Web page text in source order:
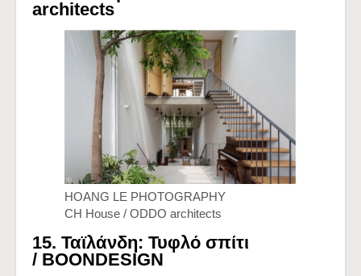
architects
HOANG LE PHOTOGRAPHY
CH House / ODDO architects
15. Ταϊλάνδη: Τυφλό σπίτι
/ BOONDESIGN